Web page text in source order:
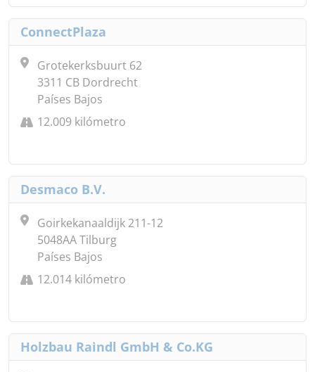
ConnectPlaza
Grotekerksbuurt 62
3311 CB Dordrecht
Países Bajos
12.009 kilómetro
Desmaco B.V.
Goirkekanaaldijk 211-12
5048AA Tilburg
Países Bajos
12.014 kilómetro
Holzbau Raindl GmbH & Co.KG